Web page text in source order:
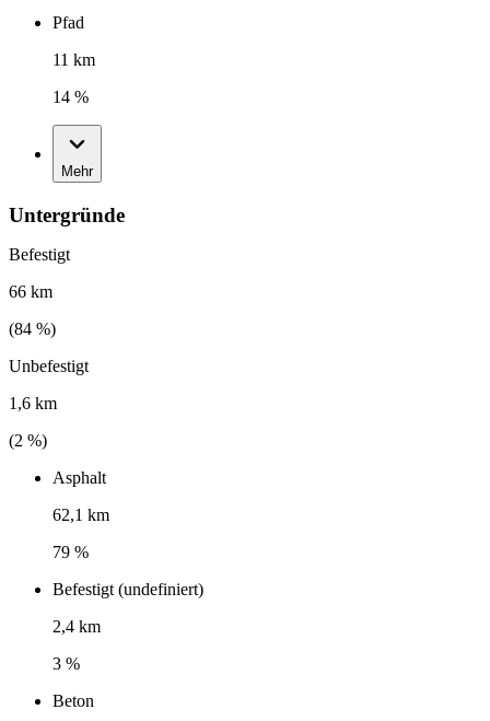
Pfad
11 km
14 %
Mehr
Untergründe
Befestigt
66 km
(84 %)
Unbefestigt
1,6 km
(2 %)
Asphalt
62,1 km
79 %
Befestigt (undefiniert)
2,4 km
3 %
Beton